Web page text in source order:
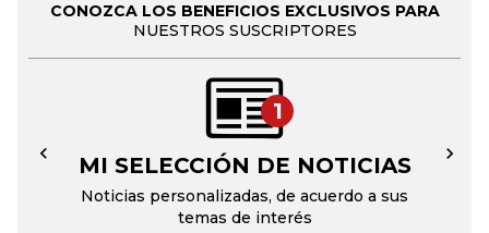
CONOZCA LOS BENEFICIOS EXCLUSIVOS PARA
NUESTROS SUSCRIPTORES
1
MI SELECCIÓN DE NOTICIAS
Noticias personalizadas, de acuerdo a sus
temas de interés
← →